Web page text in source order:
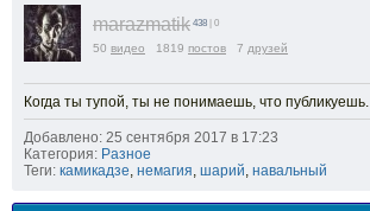
marazmatik 438 | 0
50 видео 1819 постов 7 друзей
Когда ты тупой, ты не понимаешь, что публикуешь.
Добавлено: 25 сентября 2017 в 17:23
Категория: Разное
Теги: камикадзе, немагия, шарий, навальный